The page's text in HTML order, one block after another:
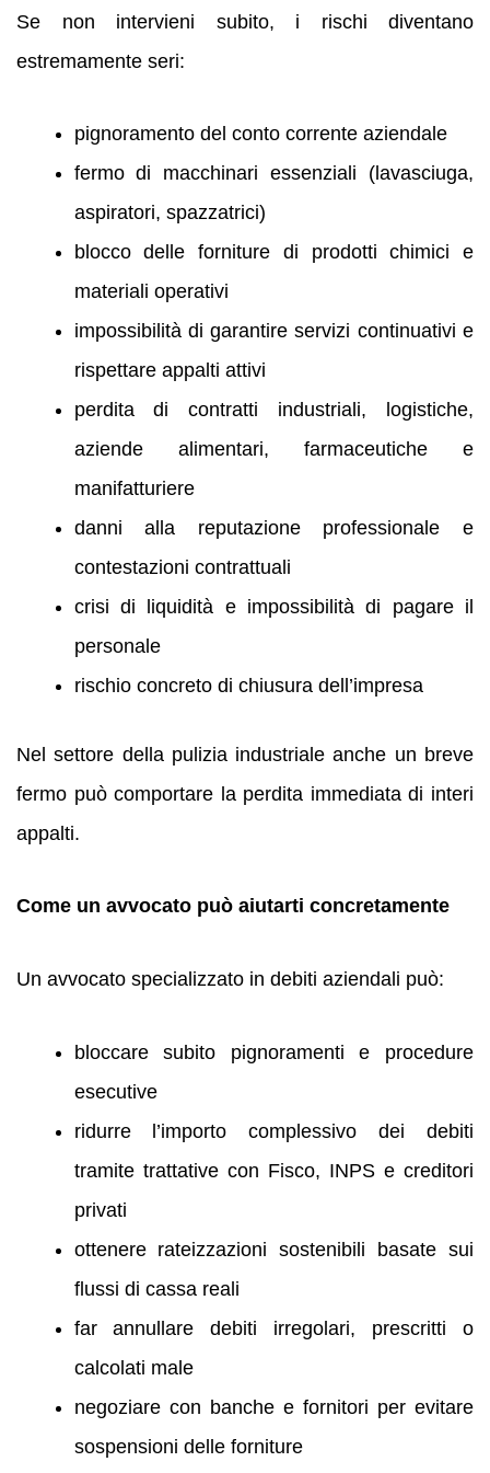
Se non intervieni subito, i rischi diventano
estremamente seri:
pignoramento del conto corrente aziendale
fermo di macchinari essenziali (lavasciuga,
aspiratori, spazzatrici)
blocco delle forniture di prodotti chimici e
materiali operativi
impossibilità di garantire servizi continuativi e
rispettare appalti attivi
perdita di contratti industriali, logistiche,
aziende alimentari, farmaceutiche e
manifatturiere
danni alla reputazione professionale e
contestazioni contrattuali
crisi di liquidità e impossibilità di pagare il
personale
rischio concreto di chiusura dell’impresa
Nel settore della pulizia industriale anche un breve
fermo può comportare la perdita immediata di interi
appalti.
Come un avvocato può aiutarti concretamente
Un avvocato specializzato in debiti aziendali può:
bloccare subito pignoramenti e procedure
esecutive
ridurre l’importo complessivo dei debiti
tramite trattative con Fisco, INPS e creditori
privati
ottenere rateizzazioni sostenibili basate sui
flussi di cassa reali
far annullare debiti irregolari, prescritti o
calcolati male
negoziare con banche e fornitori per evitare
sospensioni delle forniture